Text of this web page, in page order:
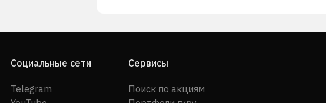
Социальные сети
Telegram
Сервисы
Поиск по акциям